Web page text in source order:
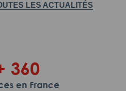
LES ACTUALITÉS
360
en France